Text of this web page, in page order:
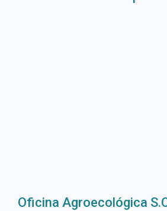
Oficina Agroecológica